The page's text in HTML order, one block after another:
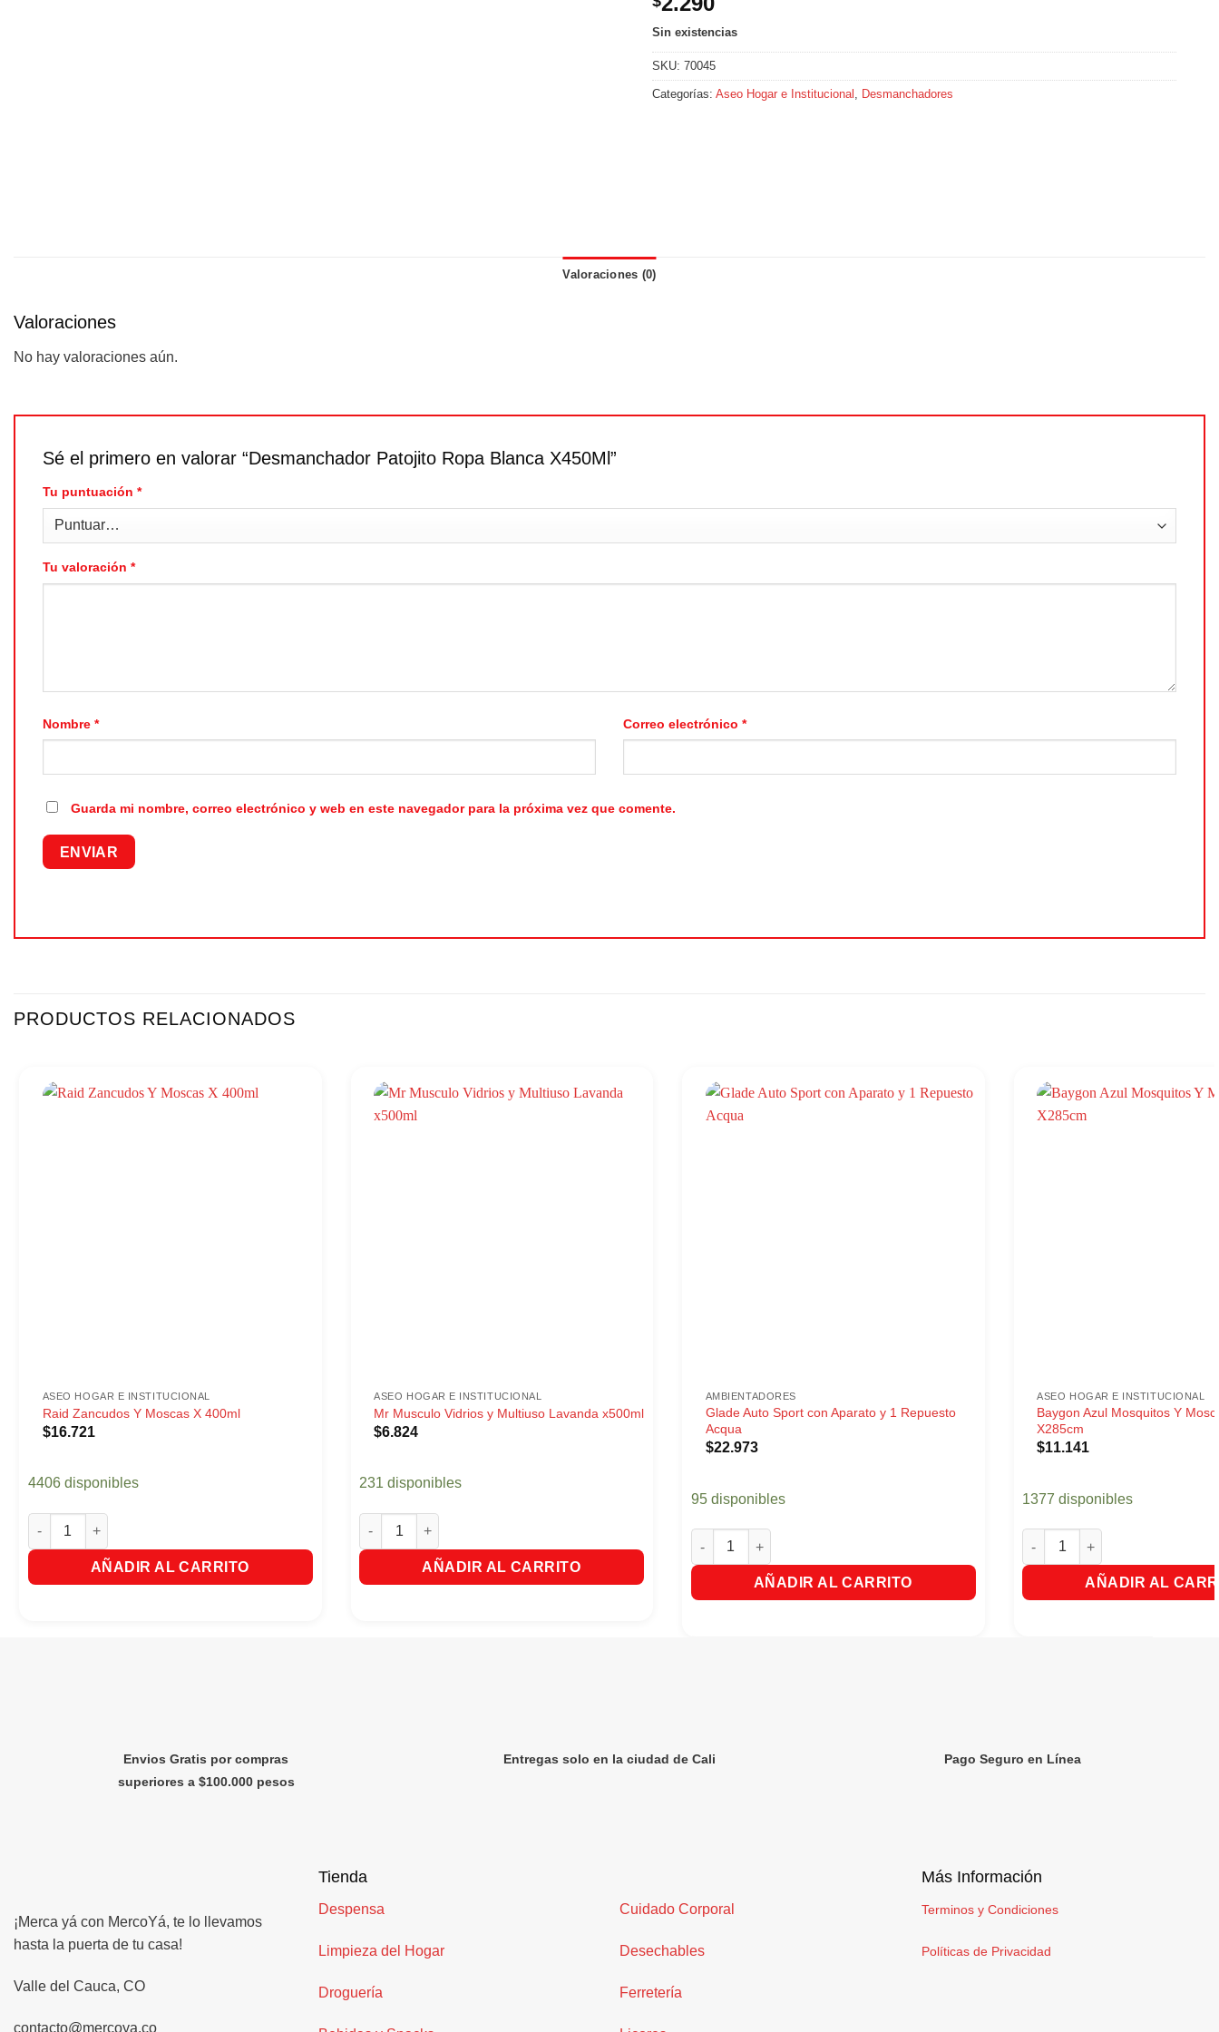
Sin existencias
SKU:70045
Categorías:Aseo Hogar e Institucional Desmanchadores
Valoraciones (0)
Valoraciones
No hay valoraciones aún.
Sé el primero en valorar “Desmanchador Patojito Ropa Blanca X450Ml”
Tu puntuación *
Tu valoración *
Nombre * Correo electrónico *
Guarda mi nombre, correo electrónico y web en este navegador para la próxima vez que comente.
PRODUCTOS RELACIONADOS
ASEO HOGAR E INSTITUCIONAL
Raid Zancudos Y Moscas X 400ml
$16.721
4406 disponibles
Raid Zancudos Y Moscas X 400ml cantidad
AÑADIR AL CARRITO
ASEO HOGAR E INSTITUCIONAL
Mr Musculo Vidrios y Multiuso Lavanda x500ml
$6.824
231 disponibles
Mr Musculo Vidrios y Multiuso Lavanda x500ml cantidad
AÑADIR AL CARRITO
AMBIENTADORES
Glade Auto Sport con Aparato y 1 Repuesto
Acqua
$22.973
95 disponibles
Glade Auto Sport con Aparato y 1 Repuesto Acqua cantidad
AÑADIR AL CARRITO
ASEO HOGAR E INSTITUCIONAL
Baygon Azul Mosquitos Y
X285cm
$11.141
1377 disponibles
Baygon Azul Mosquitos Y
AÑADIR AL
Envios Gratis por compras
superiores a $100.000 pesos
Entregas solo en la ciudad de Cali Pago Seguro en Línea
¡Merca yá con MercoYá, te lo llevamos
hasta la puerta de tu casa!
Valle del Cauca, CO
contacto@mercoya.co
Tienda
Despensa
Limpieza del Hogar
Droguería
Cuidado Corporal
Desechables
Ferretería
Más Información
Terminos y Condiciones
Políticas de Privacidad